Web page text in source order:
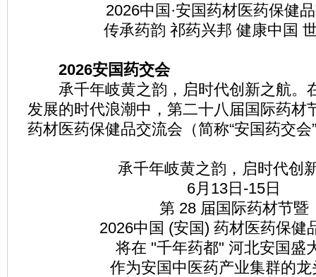
2026中国·安国药材医药保健
传承药韵 祁药兴邦 健康中国
2026安国药交会
承千年岐黄之韵，启时代创新之航。
发展的时代浪潮中，第二十八届国际药材
药材医药保健品交流会（简称“安国药交会
承千年岐黄之韵，启时代创
6月13日-15日
第 28 届国际药材节暨
2026中国 (安国) 药材医药保健
将在 "千年药都" 河北安国盛
作为安国中医药产业集群的龙